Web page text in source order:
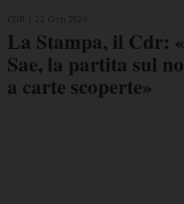
CDR
La Stampa, il Cdr:
Sae, la partita sul
a carte scoperte»